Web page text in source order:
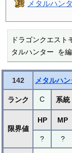
メタルハン
ドラゴンクエス
タルハンター を
142 メタルハ
ランク C 系統
限界値
HP MP
? ?